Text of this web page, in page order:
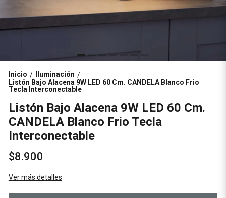
Inicio / Iluminación /
Listón Bajo Alacena 9W LED 60 Cm. CANDELA Blanco Frio
Tecla Interconectable
Listón Bajo Alacena 9W LED 60 Cm.
CANDELA Blanco Frio Tecla
Interconectable
$8.900
Ver más detalles